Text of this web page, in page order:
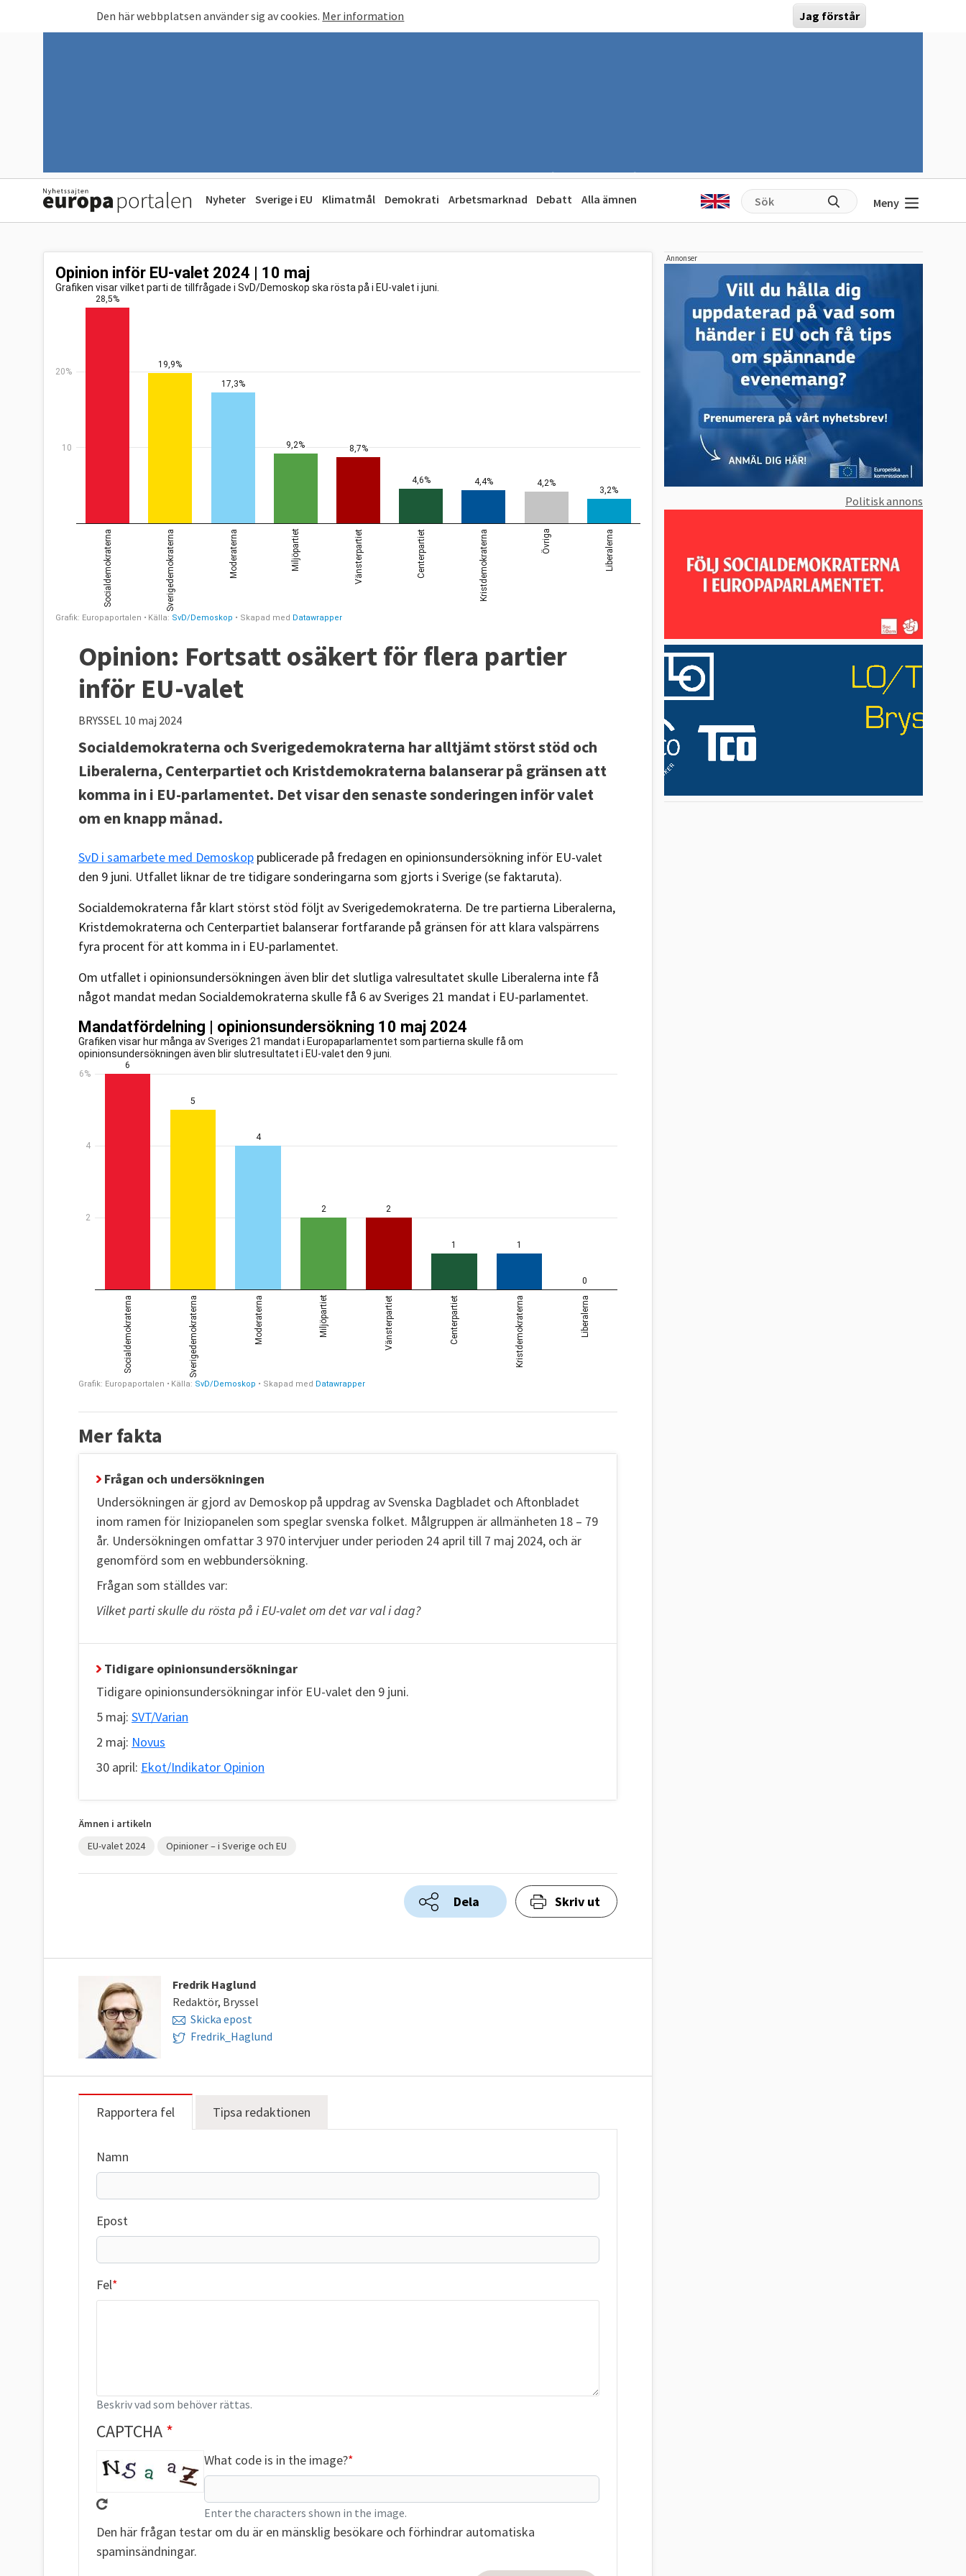
Den här webbplatsen använder sig av cookies. Mer information Jag förstår
Nyheter Sverige i EU Klimatmål Demokrati Arbetsmarknad Debatt Alla ämnen Meny
Opinion: Fortsatt osäkert för flera partier
inför EU-valet
BRYSSEL 10 maj 2024
Socialdemokraterna och Sverigedemokraterna har alltjämt störst stöd och
Liberalerna, Centerpartiet och Kristdemokraterna balanserar på gränsen att
komma in i EU-parlamentet. Det visar den senaste sonderingen inför valet
om en knapp månad.
SvD i samarbete med Demoskop publicerade på fredagen en opinionsundersökning inför EU-valet
den 9 juni. Utfallet liknar de tre tidigare sonderingarna som gjorts i Sverige (se faktaruta).
Socialdemokraterna får klart störst stöd följt av Sverigedemokraterna. De tre partierna Liberalerna,
Kristdemokraterna och Centerpartiet balanserar fortfarande på gränsen för att klara valspärrens
fyra procent för att komma in i EU-parlamentet.
Om utfallet i opinionsundersökningen även blir det slutliga valresultatet skulle Liberalerna inte få
något mandat medan Socialdemokraterna skulle få 6 av Sveriges 21 mandat i EU-parlamentet.
Mer fakta
Frågan och undersökningen
Undersökningen är gjord av Demoskop på uppdrag av Svenska Dagbladet och Aftonbladet
inom ramen för Iniziopanelen som speglar svenska folket. Målgruppen är allmänheten 18 – 79
år. Undersökningen omfattar 3 970 intervjuer under perioden 24 april till 7 maj 2024, och är
genomförd som en webbundersökning.
Frågan som ställdes var:
Vilket parti skulle du rösta på i EU-valet om det var val i dag?
Tidigare opinionsundersökningar
Tidigare opinionsundersökningar inför EU-valet den 9 juni.
5 maj: SVT/Varian
2 maj: Novus
30 april: Ekot/Indikator Opinion
Ämnen i artikeln
EU-valet 2024
Opinioner – i Sverige och EU
Dela Skriv ut
Fredrik Haglund
Redaktör, Bryssel
Skicka epost
Fredrik_Haglund
Rapportera fel Tipsa redaktionen
Namn
Epost
Fel
Beskriv vad som behöver rättas.
CAPTCHA
What code is in the image?
Enter the characters shown in the image.
Den här frågan testar om du är en mänsklig besökare och förhindrar automatiska
spaminsändningar.
Annonser
Politisk annons